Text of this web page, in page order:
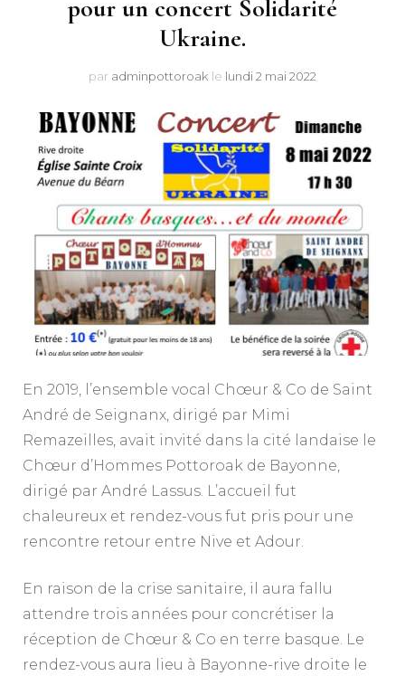
pour un concert Solidarité
Ukraine.
par adminpottoroak le lundi 2 mai 2022
En 2019, l’ensemble vocal Chœur & Co de Saint
André de Seignanx, dirigé par Mimi
Remazeilles, avait invité dans la cité landaise le
Chœur d’Hommes Pottoroak de Bayonne,
dirigé par André Lassus. L’accueil fut
chaleureux et rendez-vous fut pris pour une
rencontre retour entre Nive et Adour.
En raison de la crise sanitaire, il aura fallu
attendre trois années pour concrétiser la
réception de Chœur & Co en terre basque. Le
rendez-vous aura lieu à Bayonne-rive droite le